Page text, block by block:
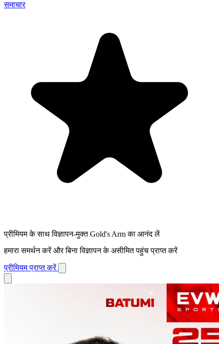
समाचार
प्रीमियम के साथ विज्ञापन-मुक्त Gold's Arm का आनंद लें
हमारा समर्थन करें और बिना विज्ञापन के असीमित पहुंच प्राप्त करें
प्रीमियम प्राप्त करें